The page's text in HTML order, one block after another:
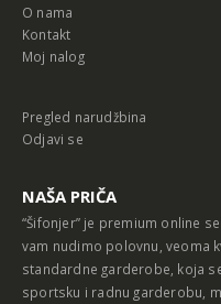
O nama
Kontakt
Moj nalog
Pregled narudžbina
Odjavi se
NAŠA PRIČA
“Šifonjer” je premium online
vam nudimo polovnu, veoma
standardne garderobe, koja
sportsku i radnu garderobu,